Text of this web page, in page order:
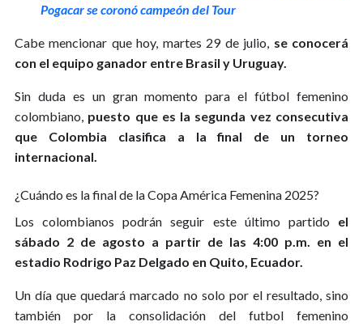
Pogacar se coronó campeón del Tour
Cabe mencionar que hoy, martes 29 de julio, se conocerá
con el equipo ganador entre Brasil y Uruguay.
Sin duda es un gran momento para el fútbol femenino
colombiano, puesto que es la segunda vez consecutiva
que Colombia clasifica a la final de un torneo
internacional.
¿Cuándo es la final de la Copa América Femenina 2025?
Los colombianos podrán seguir este último partido el
sábado 2 de agosto a partir de las 4:00 p.m. en el
estadio Rodrigo Paz Delgado en Quito, Ecuador.
Un día que quedará marcado no solo por el resultado, sino
también por la consolidación del futbol femenino